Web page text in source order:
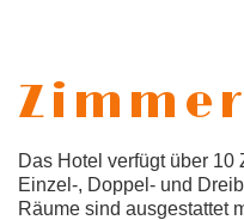
Zimmer
Das Hotel verfügt über 10
Einzel-, Doppel- und
Räume sind ausgestattet